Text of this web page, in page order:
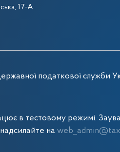
17-А
податкової служби
в тестовому режимі.
на